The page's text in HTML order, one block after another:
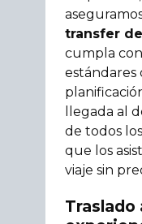
transfer
cumpla
estándares
llegada al
de todos
que los
viaje sin
Traslado